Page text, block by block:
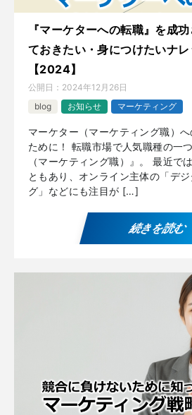
『マーケターへの転職』を成
ておきたい・身につけたいナ
【2024】
公開日： 2024年12月26日
blog
お知らせ マーケティング
マーケター（マーケティング職）
ために！ 転職市場で人気職種の一
（マーケティング職）』。 最近で
ともあり、オンライン主体の「デ
グ」などにも注目が […]
続きを読む